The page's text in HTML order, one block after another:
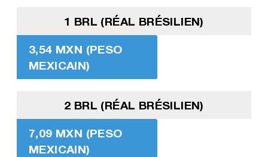
1 BRL (RÉAL BRÉSILIEN)
3,54 MXN (PESO
MEXICAIN)
2 BRL (RÉAL BRÉSILIEN)
7,09 MXN (PESO
MEXICAIN)